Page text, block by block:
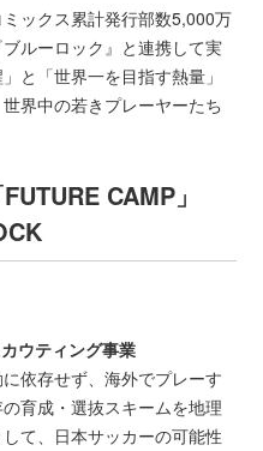
ックス累計発行部数5,000万
ルーロック』と連携して実
と「世界一を目指す熱量」
界中の若きプレーヤーたち
CAMP」
ウティング事業
依存せず、海外でプレーす
育成・選抜スキームを地理
て、日本サッカーの可能性